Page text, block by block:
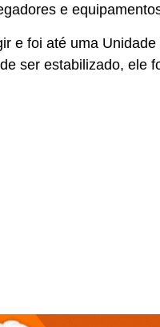
e
e foi até uma
ser estabilizado, ele